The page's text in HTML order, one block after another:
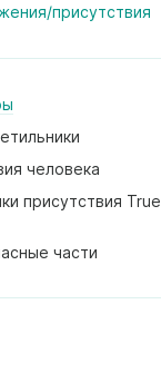
присутствия
человека
присутствия True
части